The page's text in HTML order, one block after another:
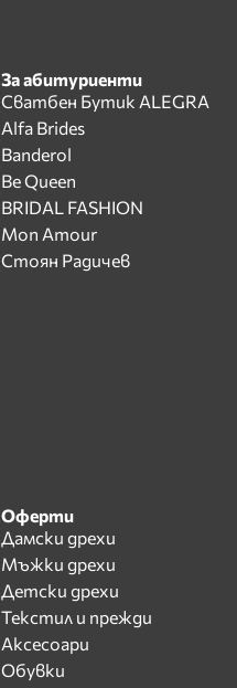
За абитуриенти
Сватбен Бутик ALEGRA
Alfa Brides
Banderol
Be Queen
BRIDAL FASHION
Mon Amour
Стоян Радичев
Оферти
Дамски дрехи
Мъжки дрехи
Детски дрехи
Текстил и прежди
Аксесоари
Обувки